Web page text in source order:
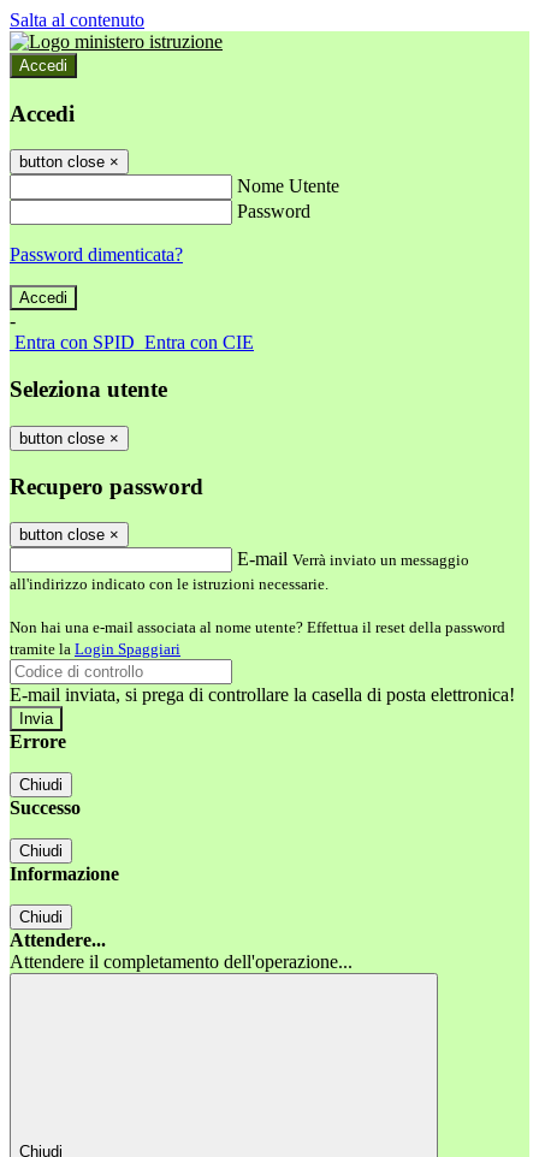
Salta al contenuto
Accedi
Accedi
button close ×
Nome Utente
Password
Password dimenticata?
-
Entra con SPID Entra con CIE
Seleziona utente
button close ×
Recupero password
button close ×
E-mail Verrà inviato un messaggio
all'indirizzo indicato con le istruzioni necessarie.
Non hai una e-mail associata al nome utente? Effettua il reset della password
tramite la Login Spaggiari
E-mail inviata, si prega di controllare la casella di posta elettronica!
Errore
Chiudi
Successo
Chiudi
Informazione
Chiudi
Attendere...
Attendere il completamento dell'operazione...
Chiudi